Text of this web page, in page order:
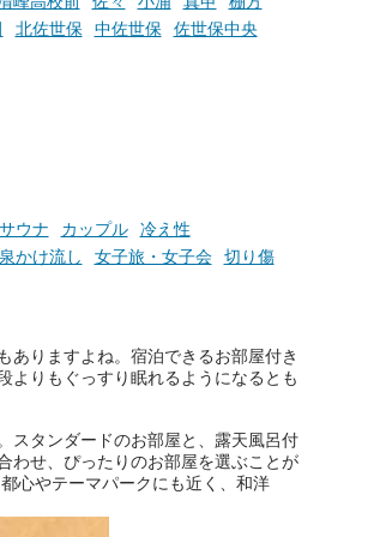
北佐世保 中佐世保 佐世保中央
ウナ カップル
冷え性
かけ流し
女子旅・女子会 切り傷
ありますよね。宿泊できるお部屋付き
よりもぐっすり眠れるようになるとも
スタンダードのお部屋と、露天風呂付
わせ、ぴったりのお部屋を選ぶことが
心やテーマパークにも近く、和洋